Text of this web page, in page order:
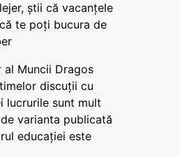
știi că vacanțele
te poți bucura de
al Muncii Dragos
discuții cu
lucrurile sunt mult
varianta publicată
educației este